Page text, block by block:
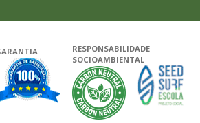
Google - Status do site no
Garantia de satisfação
RESPONSABILIDADE
SOCIOAMBIENTAL
A